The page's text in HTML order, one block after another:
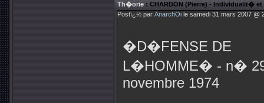
Th�orie : CHARDON (Pierre) - Individualit�
Postï¿½ par AnarchOi le samedi 31 mars 2007 @
�D�FENSE DE
L�HOMME� - n�
novembre 1974